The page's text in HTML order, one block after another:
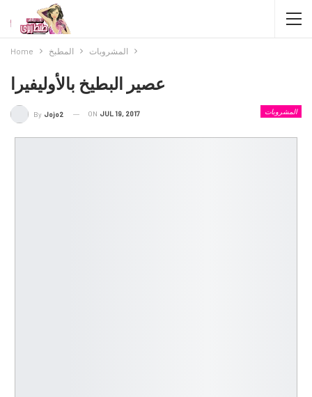
Home المطبخ المشروبات
عصير البطيخ بالأوليفيرا
المشروبات By Jojo2 ON JUL 19, 2017